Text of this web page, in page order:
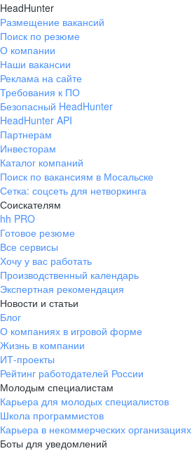
HeadHunter
Размещение вакансий
Поиск по резюме
О компании
Наши вакансии
Реклама на сайте
Требования к ПО
Безопасный HeadHunter
HeadHunter API
Партнерам
Инвесторам
Каталог компаний
Поиск по вакансиям в Мосальске
Сетка: соцсеть для нетворкинга
Соискателям
hh PRO
Готовое резюме
Все сервисы
Хочу у вас работать
Производственный календарь
Экспертная рекомендация
Новости и статьи
Блог
О компаниях в игровой форме
Жизнь в компании
ИТ-проекты
Рейтинг работодателей России
Молодым специалистам
Карьера для молодых специалистов
Школа программистов
Карьера в некоммерческих организациях
Боты для уведомлений